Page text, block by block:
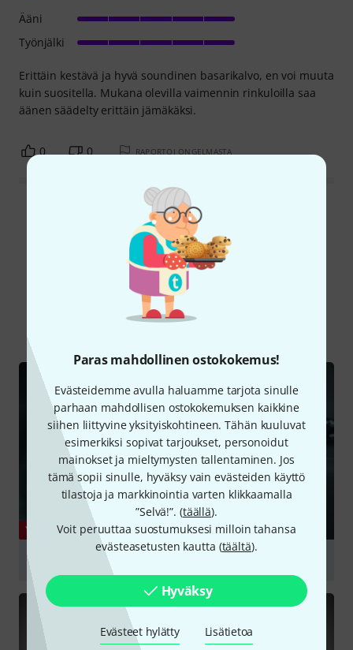
Paras mahdollinen ostokokemus!
Evästeidemme avulla haluamme tarjota sinulle
parhaan mahdollisen ostokokemuksen kaikkine
siihen liittyvine yksityiskohtineen. Tähän kuuluvat
esimerkiksi sopivat tarjoukset, personoidut
mainokset ja mieltymysten tallentaminen. Jos
tämä sopii sinulle, hyväksy vain evästeiden käyttö
tilastoja ja markkinointia varten klikkaamalla
”Selvä!”. (täällä).
Voit peruuttaa suostumuksesi milloin tahansa
evästeasetusten kautta (täältä).
Hyväksy
Evästeet hylätty Lisätietoa
Erittäin kestävä ja hyvä soundinen basarikalvo, en voi muuta
kuin suositella. Mukana olevilla vaimennin rinkuloilla saa
äänen säädelty erittäin jämäkäksi.
Ääni
Työnjälki
0 0 RAPORTOI ONGELMASTA
Lue kaikki arvostelut
Tiesitkö?
videot Nettiopas
YOUTUBE
Evans EMAD2 - Bass Drum Head Review